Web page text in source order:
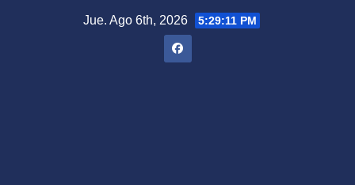
Jue. Ago 6th, 2026 5:29:12 PM